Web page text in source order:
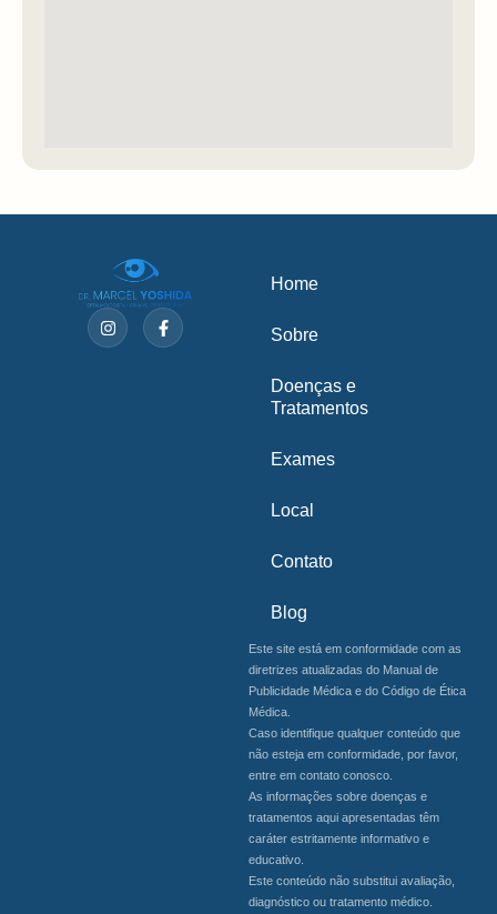
Home
Sobre
Doenças e
Tratamentos
Exames
Local
Contato
Blog
Este site está em conformidade com as
diretrizes atualizadas do Manual de
Publicidade Médica e do Código de Ética
Médica.
Caso identifique qualquer conteúdo que
não esteja em conformidade, por favor,
entre em contato conosco.
As informações sobre doenças e
tratamentos aqui apresentadas têm
caráter estritamente informativo e
educativo.
Este conteúdo não substitui avaliação,
diagnóstico ou tratamento médico.